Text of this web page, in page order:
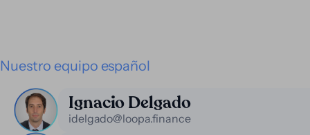
Nuestro equipo español
Ignacio Delgado
idelgado@loopa.finance